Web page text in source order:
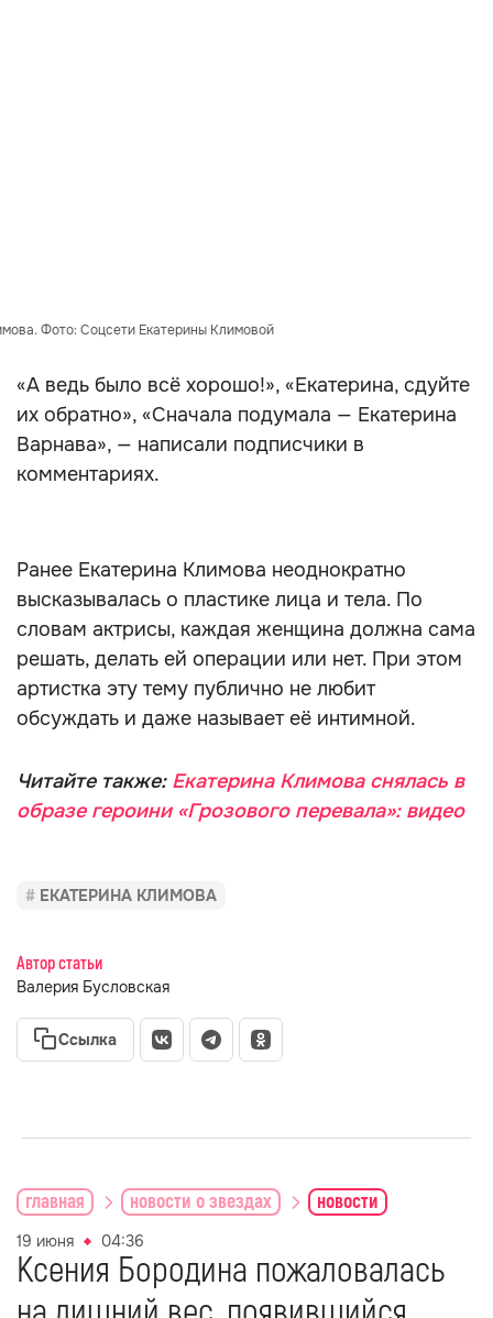
Фото: Соцсети Екатерины Климовой
«А ведь было всё хорошо!», «Екатерина, сдуйте
их обратно», «Сначала подумала — Екатерина
Варнава», — написали подписчики в
комментариях.
Ранее Екатерина Климова неоднократно
высказывалась о пластике лица и тела. По
словам актрисы, каждая женщина должна сама
решать, делать ей операции или нет. При этом
артистка эту тему публично не любит
обсуждать и даже называет её интимной.
Читайте также: Екатерина Климова снялась в
образе героини «Грозового перевала»: видео
ЕКАТЕРИНА КЛИМОВА
Автор статьи
Валерия Бусловская
Ссылка
главная новости о звездах новости
19 июня 04:36
Ксения Бородина пожаловалась